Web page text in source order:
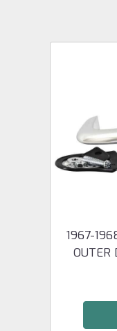
1967-
OUTER